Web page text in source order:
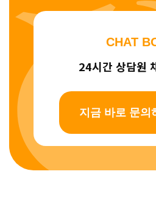
CHAT
24시간 상담원
지금 바로 문의